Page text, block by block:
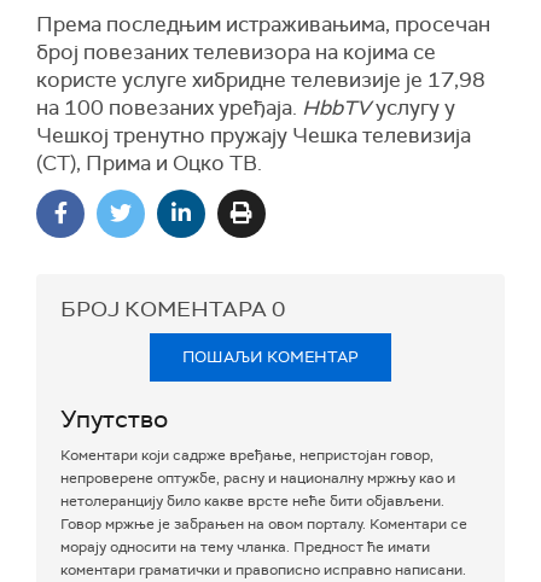
Према последњим истраживањима, просечан
број повезаних телевизора на којима се
користе услуге хибридне телевизије је 17,98
на 100 повезаних уређаја. HbbTVуслугу у
Чешкој тренутно пружају Чешка телевизија
(CT), Прима и Оцко ТВ.
БРОЈ КОМЕНТАРА0
ПОШАЉИ КОМЕНТАР
Упутство
Коментари који садрже вређање, непристојан говор,
непроверене оптужбе, расну и националну мржњу као и
нетолеранцију било какве врсте неће бити објављени.
Говор мржње је забрањен на овом порталу. Коментари се
морају односити на тему чланка. Предност ће имати
коментари граматички и правописно исправно написани.